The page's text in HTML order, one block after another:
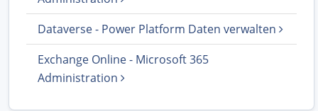
Dataverse - Power Platform Daten verwalten
Exchange Online - Microsoft 365
Administration